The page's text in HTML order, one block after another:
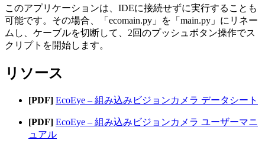
このアプリケーションは、IDEに接続せずに実行することも
可能です。その場合、「ecomain.py」を「main.py」にリネー
ムし、ケーブルを切断して、2回のプッシュボタン操作でス
クリプトを開始します。
リソース
[PDF] EcoEye – 組み込みビジョンカメラ データシート
[PDF] EcoEye – 組み込みビジョンカメラ ユーザーマニ
ュアル